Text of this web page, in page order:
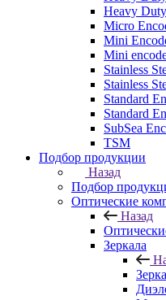
Heavy
Micro
Mini
Mini
Stainless
Stainless
Standard
Standard
SubSea
TSM
Подбор продукции
Назад
Подбор
Оптические
Назад
Зеркала